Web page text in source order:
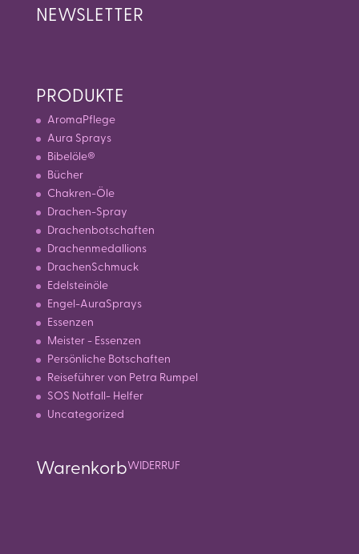
NEWSLETTER
PRODUKTE
AromaPflege
Aura Sprays
Bibelöle®
Bücher
Chakren-Öle
Drachen-Spray
Drachenbotschaften
Drachenmedallions
DrachenSchmuck
Edelsteinöle
Engel-AuraSprays
Essenzen
Meister - Essenzen
Persönliche Botschaften
Reiseführer von Petra Rumpel
SOS Notfall- Helfer
Uncategorized
WarenkorbWIDERRUF